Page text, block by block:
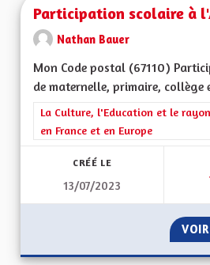
Participation scolaire à
Nathan Bauer
Mon Code postal (67110)
de maternelle, primaire, collège
Filtrer les résultats de la
La Culture, l'Education et le
en France et en Europe
CRÉÉ LE
13/07/2023